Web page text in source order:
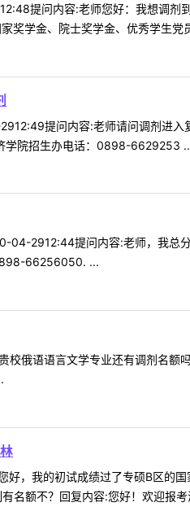
提问内容:老师您好：我想调剂
奖学金、院士奖学金、优秀学生党
提问内容:老师请问调剂进入
学院招生办电话：0898-6629253
2912:44提问内容:老师，我总
66256050. ...
俄语语言文学专业还有调剂名额
，我的初试成绩过了专硕B区的
名额不？回复内容:您好！欢迎报